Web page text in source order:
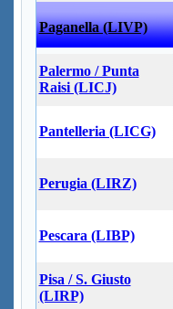
Paganella (LIVP)
Palermo / Punta
Raisi (LICJ)
Pantelleria (LICG)
Perugia (LIRZ)
Pescara (LIBP)
Pisa / S. Giusto
(LIRP)